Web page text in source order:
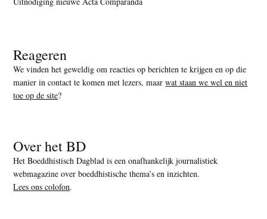
Reageren
We vinden het geweldig om reacties op berichten te krijgen en op die
manier in contact te komen met lezers, maarwat staan we wel en niet
toe op de site?
Over het BD
Het Boeddhistisch Dagblad is een onafhankelijk journalistiek
webmagazine over boeddhistische thema’s en inzichten.
Lees ons colofon.